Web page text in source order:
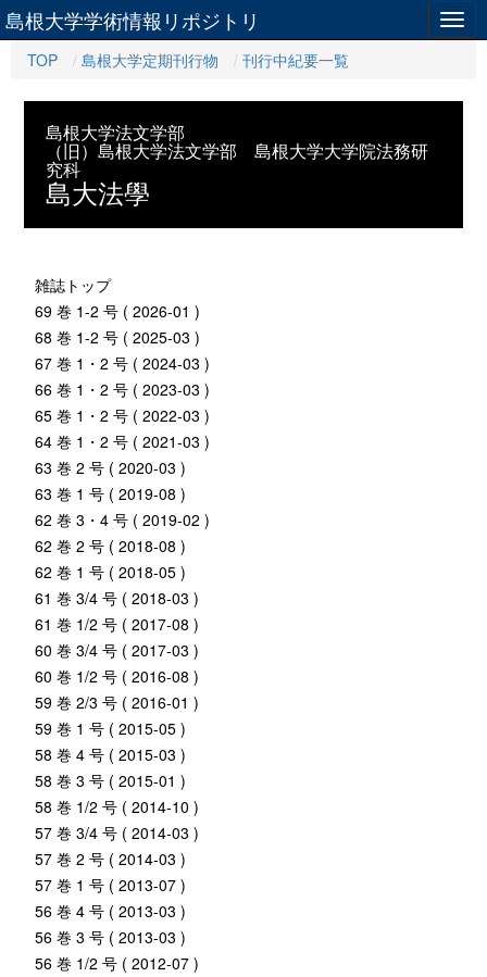
島根大学学術情報リポジトリ
TOP 島根大学定期刊行物 刊行中紀要一覧
島根大学法文学部
（旧）島根大学法文学部 島根大学大学院法務研
究科
島大法學
雑誌トップ
69 巻 1-2 号 ( 2026-01 )
68 巻 1-2 号 ( 2025-03 )
67 巻 1・2 号 ( 2024-03 )
66 巻 1・2 号 ( 2023-03 )
65 巻 1・2 号 ( 2022-03 )
64 巻 1・2 号 ( 2021-03 )
63 巻 2 号 ( 2020-03 )
63 巻 1 号 ( 2019-08 )
62 巻 3・4 号 ( 2019-02 )
62 巻 2 号 ( 2018-08 )
62 巻 1 号 ( 2018-05 )
61 巻 3/4 号 ( 2018-03 )
61 巻 1/2 号 ( 2017-08 )
60 巻 3/4 号 ( 2017-03 )
60 巻 1/2 号 ( 2016-08 )
59 巻 2/3 号 ( 2016-01 )
59 巻 1 号 ( 2015-05 )
58 巻 4 号 ( 2015-03 )
58 巻 3 号 ( 2015-01 )
58 巻 1/2 号 ( 2014-10 )
57 巻 3/4 号 ( 2014-03 )
57 巻 2 号 ( 2014-03 )
57 巻 1 号 ( 2013-07 )
56 巻 4 号 ( 2013-03 )
56 巻 3 号 ( 2013-03 )
56 巻 1/2 号 ( 2012-07 )